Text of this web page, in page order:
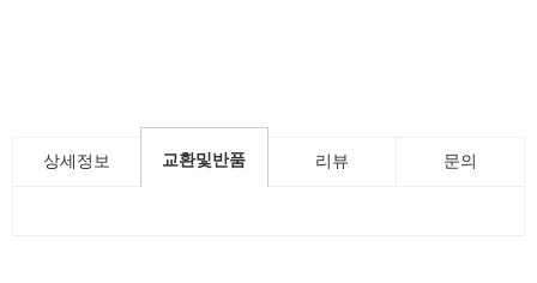
상세정보 교환및반품 리뷰 문의